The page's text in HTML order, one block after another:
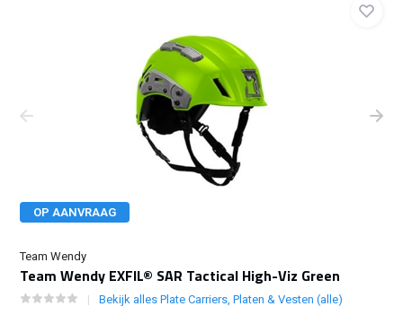
OP AANVRAAG
Team Wendy
Team Wendy EXFIL® SAR Tactical High-Viz Green
Bekijk alles Plate Carriers, Platen & Vesten (alle)